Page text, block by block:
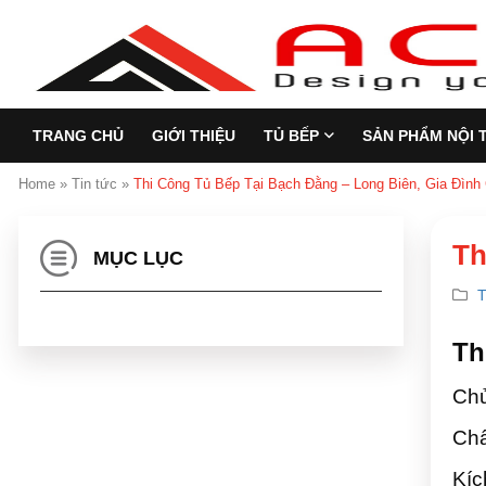
TRANG CHỦ GIỚI THIỆU TỦ BẾP SẢN PHẨM NỘI
Home » Tin tức » Thi Công Tủ Bếp Tại Bạch Đằng – Long Biên, Gia Đình
MỤC LỤC